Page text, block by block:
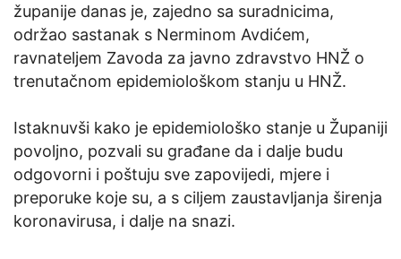
županije danas je, zajedno sa suradnicima,
održao sastanak s Nerminom Avdićem,
ravnateljem Zavoda za javno zdravstvo HNŽ o
trenutačnom epidemiološkom stanju u HNŽ.
Istaknuvši kako je epidemiološko stanje u Županiji
povoljno, pozvali su građane da i dalje budu
odgovorni i poštuju sve zapovijedi, mjere i
preporuke koje su, a s ciljem zaustavljanja širenja
koronavirusa, i dalje na snazi.